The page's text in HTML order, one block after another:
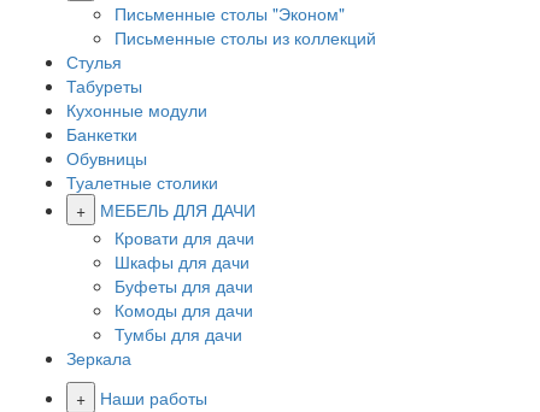
Письменные столы "Эконом"
Письменные столы из коллекций
Стулья
Табуреты
Кухонные модули
Банкетки
Обувницы
Туалетные столики
+
МЕБЕЛЬ ДЛЯ ДАЧИ
Кровати для дачи
Шкафы для дачи
Буфеты для дачи
Комоды для дачи
Тумбы для дачи
Зеркала
+
Наши работы